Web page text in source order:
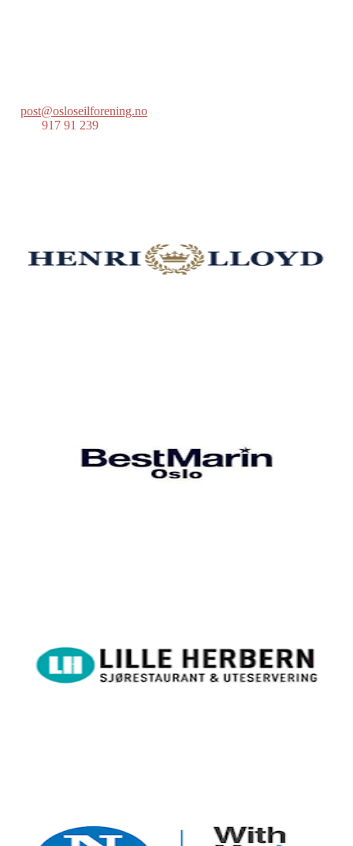
post@osloseilforening.no
917 91 239